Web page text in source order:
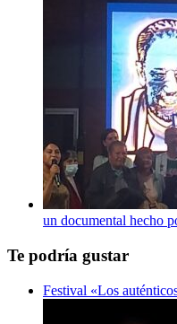
un documental hecho
Te podría gustar
Festival «Los